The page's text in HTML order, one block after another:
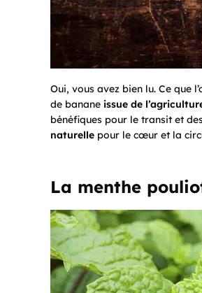
Oui, vous avez bien lu. Ce que
de banane issue de
bénéfiques pour le transit et
naturelle pour le cœur et la
La menthe